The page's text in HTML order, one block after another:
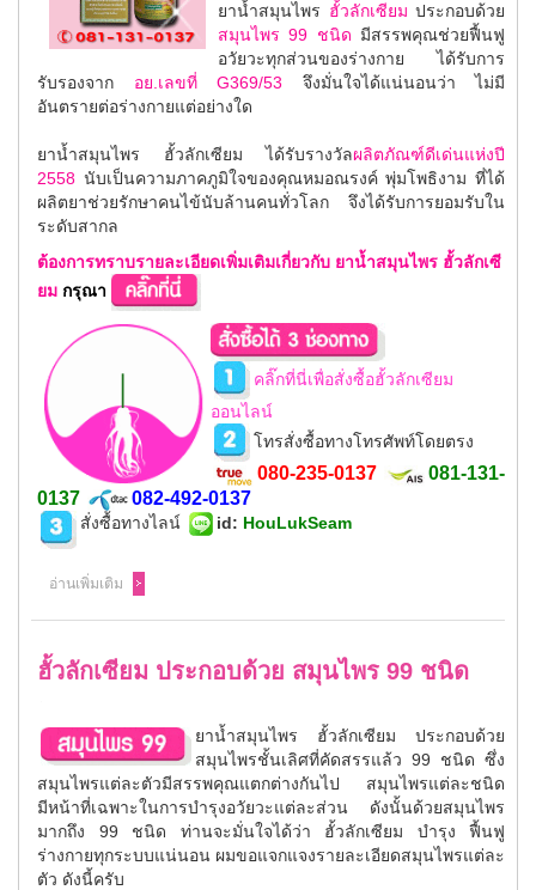
ยาน้ำสมุนไพร ฮั้วลักเซียม ประกอบด้วย
สมุนไพร 99 ชนิด มีสรรพคุณช่วยฟื้นฟู
อวัยวะทุกส่วนของร่างกาย ได้รับการ
รับรองจาก อย.เลขที่ G369/53 จึงมั่นใจได้แน่นอนว่า ไม่มี
อันตรายต่อร่างกายแต่อย่างใด
ยาน้ำสมุนไพร ฮั้วลักเซียม ได้รับรางวัลผลิตภัณฑ์ดีเด่นแห่งปี
2558 นับเป็นความภาคภูมิใจของคุณหมอณรงค์ พุ่มโพธิงาม ที่ได้
ผลิตยาช่วยรักษาคนไข้นับล้านคนทั่วโลก จึงได้รับการยอมรับใน
ระดับสากล
ต้องการทราบรายละเอียดเพิ่มเติมเกี่ยวกับ ยาน้ำสมุนไพร ฮั้วลักเซี
ยม กรุณา
คลิ๊กที่นี่เพื่อสั่งซื้อฮั้วลักเซียม
ออนไลน์
โทรสั่งซื้อทางโทรศัพท์โดยตรง
080-235-0137
081-131-
0137
082-492-0137
สั่งซื้อทางไลน์ id: HouLukSeam
อ่านเพิ่มเติม
ฮั้วลักเซียม ประกอบด้วย สมุนไพร 99 ชนิด
ยาน้ำสมุนไพร ฮั้วลักเซียม ประกอบด้วย
สมุนไพรชั้นเลิศที่คัดสรรแล้ว 99 ชนิด ซึ่ง
สมุนไพรแต่ละตัวมีสรรพคุณแตกต่างกันไป สมุนไพรแต่ละชนิด
มีหน้าที่เฉพาะในการบำรุงอวัยวะแต่ละส่วน ดังนั้นด้วยสมุนไพร
มากถึง 99 ชนิด ท่านจะมั่นใจได้ว่า ฮั้วลักเซียม บำรุง ฟื้นฟู
ร่างกายทุกระบบแน่นอน ผมขอแจกแจงรายละเอียดสมุนไพรแต่ละ
ตัว ดังนี้ครับ